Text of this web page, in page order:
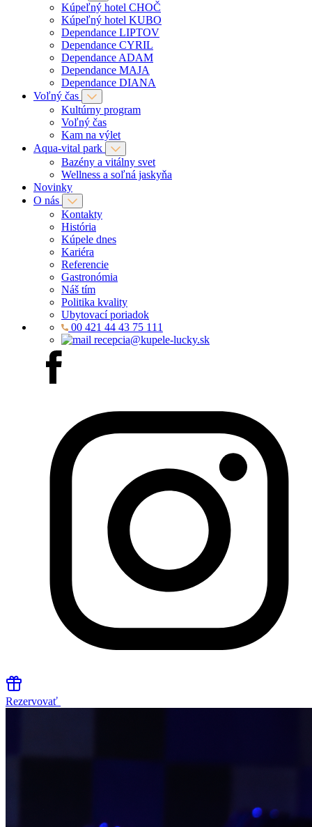
Kúpeľný hotel CHOČ
Kúpeľný hotel KUBO
Dependance LIPTOV
Dependance CYRIL
Dependance ADAM
Dependance MAJA
Dependance DIANA
Voľný čas
Kultúrny program
Voľný čas
Kam na výlet
Aqua-vital park
Bazény a vitálny svet
Wellness a soľná jaskyňa
Novinky
O nás
Kontakty
História
Kúpele dnes
Kariéra
Referencie
Gastronómia
Náš tím
Politika kvality
Ubytovací poriadok
00 421 44 43 75 111
recepcia@kupele-lucky.sk
Rezervovať